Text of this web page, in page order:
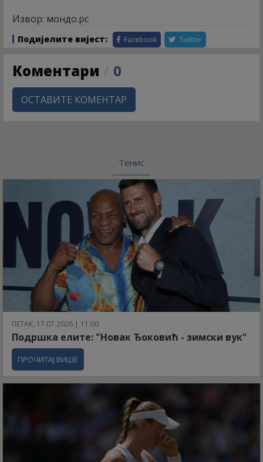
Извор: мондо.рс
Подијелите вијест: Facebook Twitter
Коментари 0
ОСТАВИТЕ КОМЕНТАР
Тенис
ПЕТАК, 17.07.2026 | 11:00
Подршка елите: "Новак Ђоковић - зимски вук"
ПРОЧИТАЈ ВИШЕ